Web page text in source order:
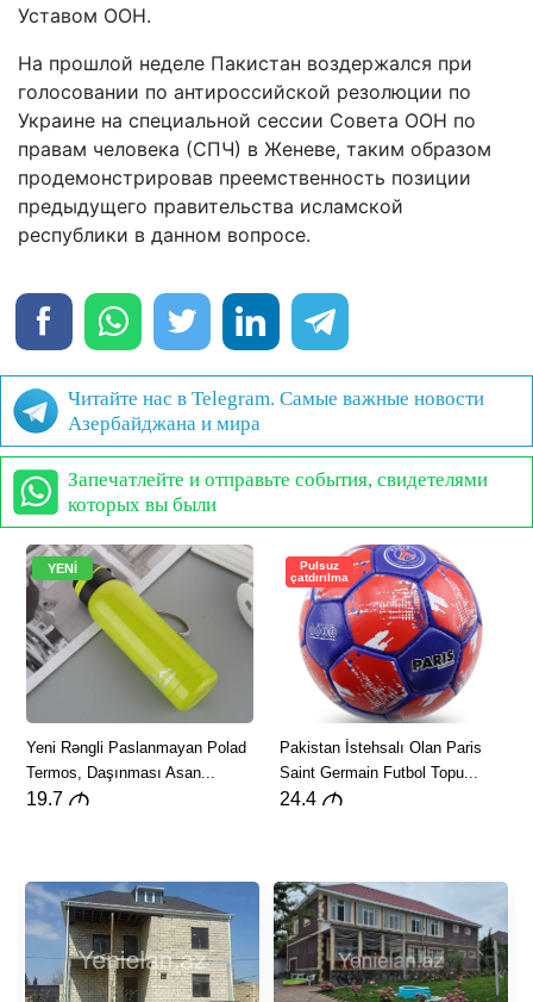
Уставом ООН.
На прошлой неделе Пакистан воздержался при
голосовании по антироссийской резолюции по
Украине на специальной сессии Совета ООН по
правам человека (СПЧ) в Женеве, таким образом
продемонстрировав преемственность позиции
предыдущего правительства исламской
республики в данном вопросе.
Читайте нас в Telegram. Самые важные новости
Азербайджана и мира
Запечатлейте и отправьте события, свидетелями
которых вы были